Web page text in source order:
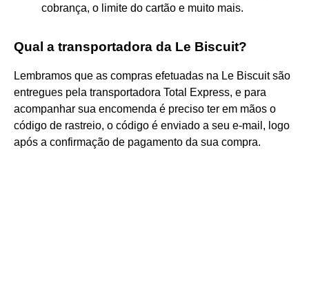
cobrança, o limite do cartão e muito mais.
Qual a transportadora da Le Biscuit?
Lembramos que as compras efetuadas na Le Biscuit são
entregues pela transportadora Total Express, e para
acompanhar sua encomenda é preciso ter em mãos o
código de rastreio, o código é enviado a seu e-mail, logo
após a confirmação de pagamento da sua compra.